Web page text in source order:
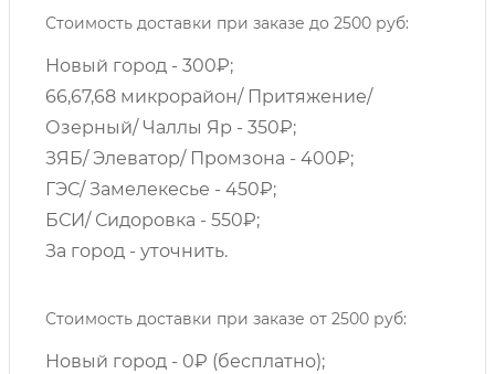
Стоимость доставки при заказе до 2500 руб:
Новый город - 300₽;
66,67,68 микрорайон/ Притяжение/
Озерный/ Чаллы Яр - 350₽;
ЗЯБ/ Элеватор/ Промзона - 400₽;
ГЭС/ Замелекесье - 450₽;
БСИ/ Сидоровка - 550₽;
За город - уточнить.
Стоимость доставки при заказе от 2500 руб:
Новый город - 0₽ (бесплатно);